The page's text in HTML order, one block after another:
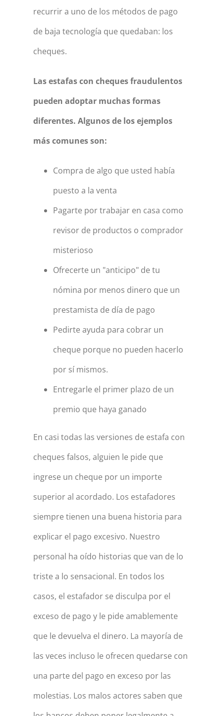
recurrir a uno de los métodos de pago
de baja tecnología que quedaban: los
cheques.
Las estafas con cheques fraudulentos
pueden adoptar muchas formas
diferentes. Algunos de los ejemplos
más comunes son:
Compra de algo que usted había
puesto a la venta
Pagarte por trabajar en casa como
revisor de productos o comprador
misterioso
Ofrecerte un "anticipo" de tu
nómina por menos dinero que un
prestamista de día de pago
Pedirte ayuda para cobrar un
cheque porque no pueden hacerlo
por sí mismos.
Entregarle el primer plazo de un
premio que haya ganado
En casi todas las versiones de estafa con
cheques falsos, alguien le pide que
ingrese un cheque por un importe
superior al acordado. Los estafadores
siempre tienen una buena historia para
explicar el pago excesivo. Nuestro
personal ha oído historias que van de lo
triste a lo sensacional. En todos los
casos, el estafador se disculpa por el
exceso de pago y le pide amablemente
que le devuelva el dinero. La mayoría de
las veces incluso le ofrecen quedarse con
una parte del pago en exceso por las
molestias. Los malos actores saben que